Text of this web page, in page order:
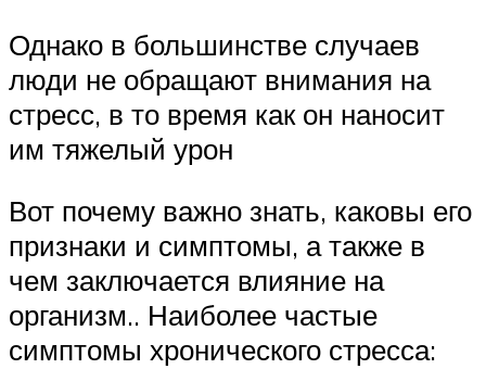
Однако в большинстве случаев
люди не обращают внимания на
стресс, в то время как он наносит
им тяжелый урон
Вот почему важно знать, каковы его
признаки и симптомы, а также в
чем заключается влияние на
организм.. Наиболее частые
симптомы хронического стресса: